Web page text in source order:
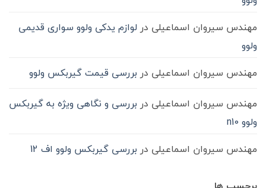
مهندس سیروان اسماعیلی در لوازم یدکی ولوو سواری قدیمی
ولوو
مهندس سیروان اسماعیلی در بررسی قیمت گیربکس ولوو
مهندس سیروان اسماعیلی در بررسی و نگاهی ویژه به گیربکس
ولوو n10
مهندس سیروان اسماعیلی در بررسی گیربکس ولوو اف 12